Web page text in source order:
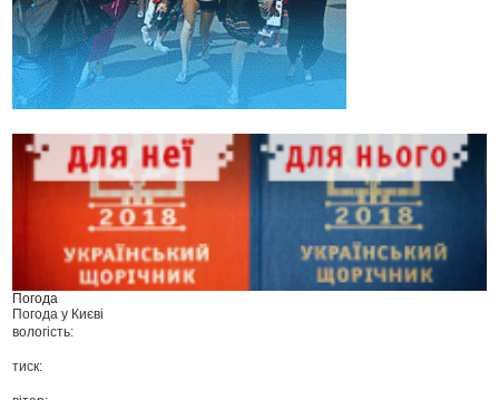
Погода
Погода у Києві
вологість:
тиск: